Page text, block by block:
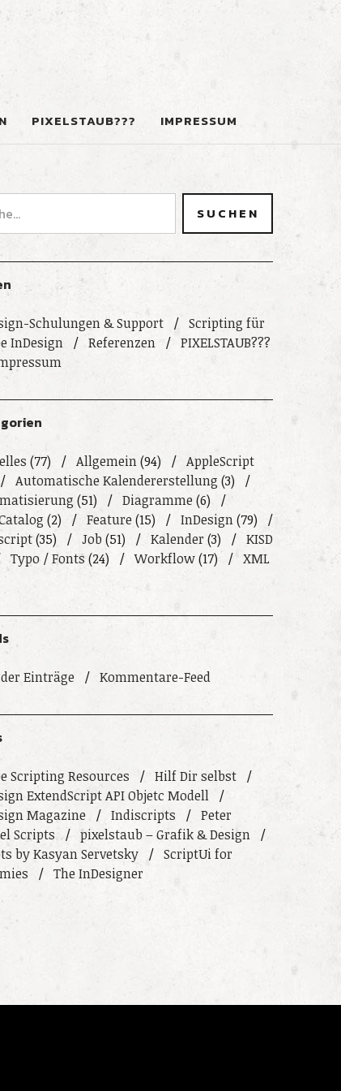
PIXELSTAUB??? IMPRESSUM
Schulungen & Support
Scripting für
InDesign
Referenzen
PIXELSTAUB???
(77) Allgemein(94)
AppleScript
Automatische Kalendererstellung (3)
(51) Diagramme(6)
(2) Feature(15) InDesign(79)
(35) Job (51) Kalender(3)
KISD
Typo / Fonts (24) Workflow(17)
XML
der Einträge Kommentare-Feed
Scripting Resources
Hilf Dir selbst
ExtendScript API Objetc Modell
Magazine
Indiscripts
Peter
Scripts
pixelstaub – Grafik & Design
by Kasyan Servetsky
ScriptUi for
The InDesigner